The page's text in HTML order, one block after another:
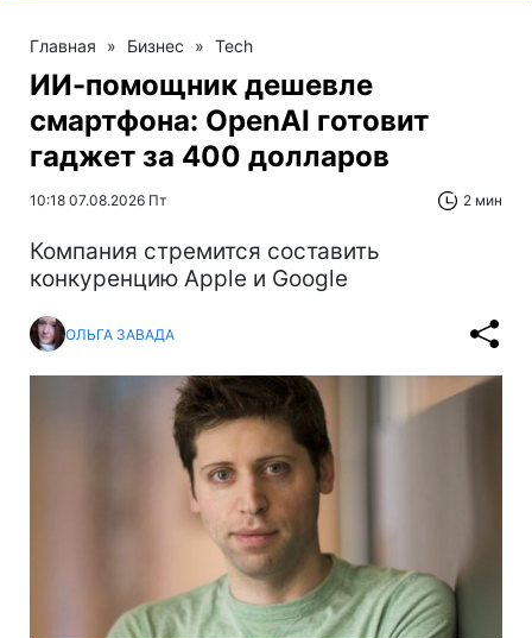
Главная » Бизнес » Tech
ИИ-помощник дешевле
смартфона: OpenAI готовит
гаджет за 400 долларов
10:18 07.08.2026 Пт 2 мин
Компания стремится составить
конкуренцию Apple и Google
ОЛЬГА ЗАВАДА